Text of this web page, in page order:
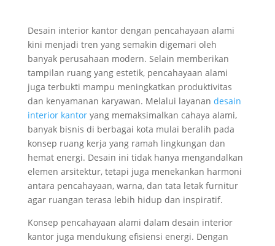
Desain interior kantor dengan pencahayaan alami
kini menjadi tren yang semakin digemari oleh
banyak perusahaan modern. Selain memberikan
tampilan ruang yang estetik, pencahayaan alami
juga terbukti mampu meningkatkan produktivitas
dan kenyamanan karyawan. Melalui layanan desain
interior kantoryang memaksimalkan cahaya alami,
banyak bisnis di berbagai kota mulai beralih pada
konsep ruang kerja yang ramah lingkungan dan
hemat energi. Desain ini tidak hanya mengandalkan
elemen arsitektur, tetapi juga menekankan harmoni
antara pencahayaan, warna, dan tata letak furnitur
agar ruangan terasa lebih hidup dan inspiratif.
Konsep pencahayaan alami dalam desain interior
kantor juga mendukung efisiensi energi. Dengan